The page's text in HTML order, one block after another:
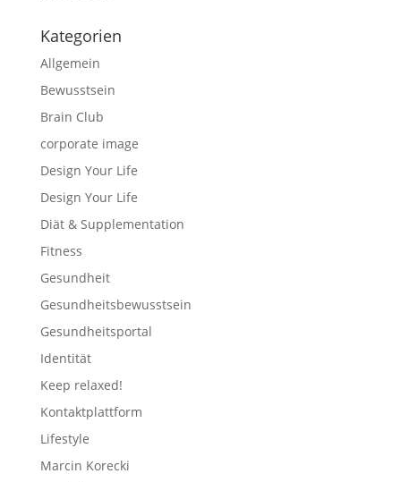
Kategorien
Allgemein
Bewusstsein
Brain Club
corporate image
Design Your Life
Design Your Life
Diät & Supplementation
Fitness
Gesundheit
Gesundheitsbewusstsein
Gesundheitsportal
Identität
Keep relaxed!
Kontaktplattform
Lifestyle
Marcin Korecki